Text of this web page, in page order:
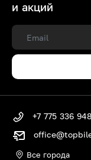
и акций
+7 775 336
Все города